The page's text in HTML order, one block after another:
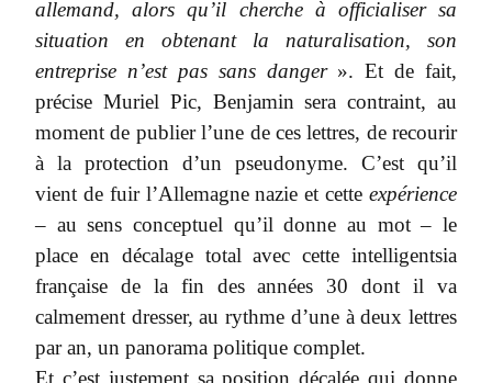
allemand, alors qu’il cherche à officialiser sa
situation en obtenant la naturalisation, son
entreprise n’est pas sans danger ». Et de fait,
précise Muriel Pic, Benjamin sera contraint, au
moment de publier l’une de ces lettres, de recourir
à la protection d’un pseudonyme. C’est qu’il
vient de fuir l’Allemagne nazie et cette expérience
– au sens conceptuel qu’il donne au mot – le
place en décalage total avec cette intelligentsia
française de la fin des années 30 dont il va
calmement dresser, au rythme d’une à deux lettres
par an, un panorama politique complet.
Et c’est justement sa position décalée qui donne